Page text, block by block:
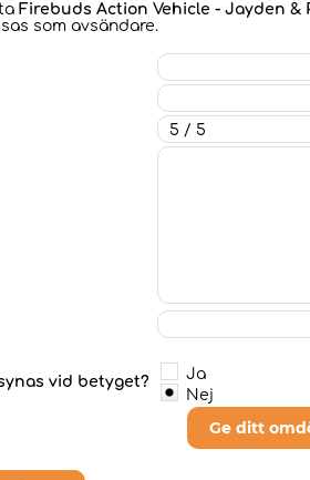
Firebuds Action Vehicle - Jayden &
som avsändare.
vid betyget?
Ja
Nej
Ge ditt